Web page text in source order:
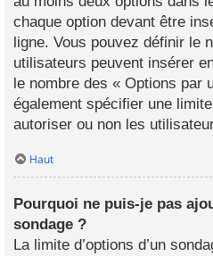
chaque option devant être
ligne. Vous pouvez définir le
utilisateurs peuvent insérer
le nombre des « Options par
également spécifier une
autoriser ou non les
Haut
Pourquoi ne puis-je pas
sondage ?
La limite d’options d’un